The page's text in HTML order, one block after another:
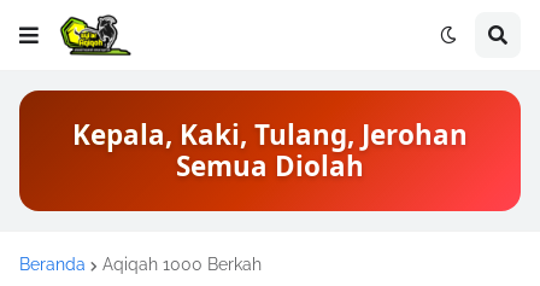
Kepala, Kaki, Tulang, Jerohan
Semua Diolah
Beranda Aqiqah 1000 Berkah